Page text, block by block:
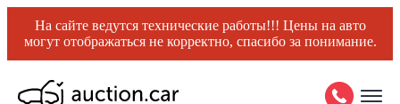
На сайте ведутся технические работы!!! Цены на авто
могут отображаться не корректно, спасибо за понимание.